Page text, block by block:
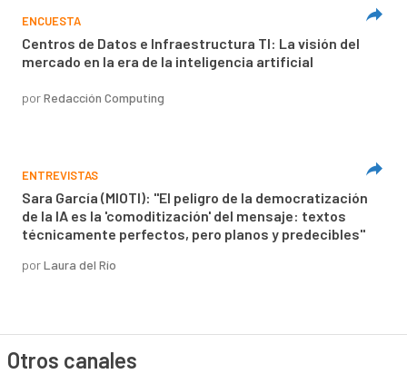
ENCUESTA
Centros de Datos e Infraestructura TI: La visión del
mercado en la era de la inteligencia artificial
porRedacción Computing
ENTREVISTAS
Sara García (MIOTI): "El peligro de la democratización
de la IA es la 'comoditización' del mensaje: textos
técnicamente perfectos, pero planos y predecibles"
porLaura del Río
Otros canales